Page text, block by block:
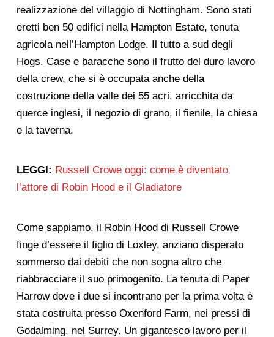
realizzazione del villaggio di Nottingham. Sono stati
eretti ben 50 edifici nella Hampton Estate, tenuta
agricola nell’Hampton Lodge. Il tutto a sud degli
Hogs. Case e baracche sono il frutto del duro lavoro
della crew, che si è occupata anche della
costruzione della valle dei 55 acri, arricchita da
querce inglesi, il negozio di grano, il fienile, la chiesa
e la taverna.
LEGGI: Russell Crowe oggi: come è diventato
l’attore di Robin Hood e il Gladiatore
Come sappiamo, il Robin Hood di Russell Crowe
finge d’essere il figlio di Loxley, anziano disperato
sommerso dai debiti che non sogna altro che
riabbracciare il suo primogenito. La tenuta di Paper
Harrow dove i due si incontrano per la prima volta è
stata costruita presso Oxenford Farm, nei pressi di
Godalming, nel Surrey. Un gigantesco lavoro per il